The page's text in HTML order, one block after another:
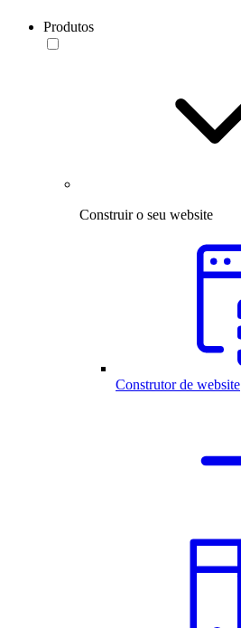
Produtos
Construir o seu website
Construtor de website